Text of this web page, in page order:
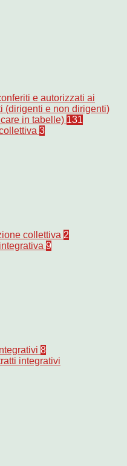
e autorizzati ai
(dirigenti e non dirigenti)
in tabelle) 131
3
collettiva 2
9
8
integrativi